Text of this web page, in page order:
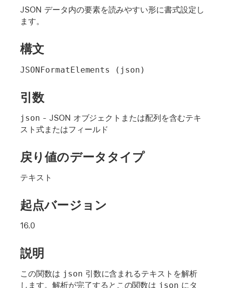
JSON データ内の要素を読みやすい形に書式設定し
ます。
構文
JSONFormatElements (json)
引数
json - JSON オブジェクトまたは配列を含むテキ
スト式またはフィールド
戻り値のデータタイプ
テキスト
起点バージョン
16.0
説明
この関数は json 引数に含まれるテキストを解析
します。解析が完了するとこの関数は json にタ